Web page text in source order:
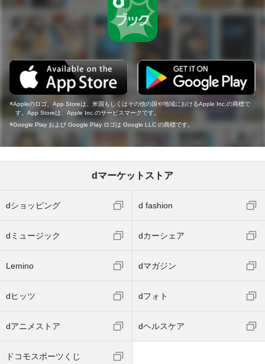
Appleのロゴ、App Storeは、米国もしくはその他の国や地域におけるApple Inc.の商標で
す。App Storeは、Apple Inc.のサービスマークです。
Google Play および Google Play ロゴは Google LLC の商標です。
dマーケットストア
dショッピング d fashion
dミュージック dカーシェア
Lemino dマガジン
dヒッツ dフォト
dアニメストア dヘルスケア
ドコモスポーツくじ